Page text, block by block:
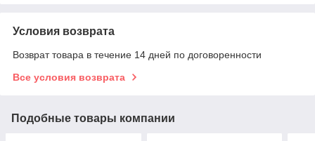
Условия возврата
Возврат товара в течение 14 дней по договоренности
Все условия возврата
Подобные товары компании